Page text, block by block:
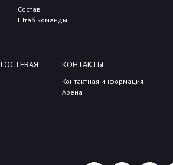
Состав
Штаб команды
ГОСТЕВАЯ КОНТАКТЫ
Контактная информация
Арена